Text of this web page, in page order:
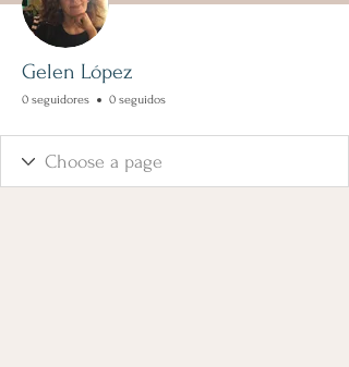
Gelen López
0 seguidores 0 seguidos